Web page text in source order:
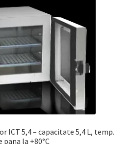
ICT 5,4 – capacitate 5,4 L, temp.
pana la +80°C